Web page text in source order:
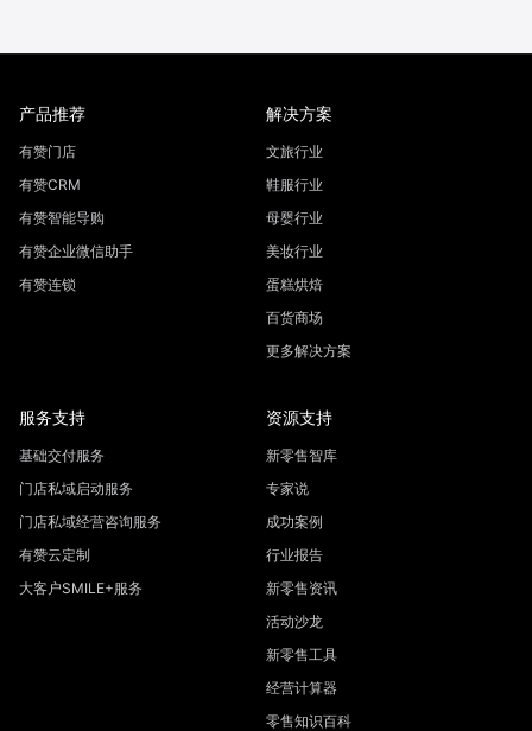
产品推荐
有赞门店
有赞CRM
有赞智能导购
有赞企业微信助手
有赞连锁
解决方案
文旅行业
鞋服行业
母婴行业
美妆行业
蛋糕烘焙
百货商场
更多解决方案
服务支持
基础交付服务
门店私域启动服务
门店私域经营咨询服务
有赞云定制
大客户SMILE+服务
资源支持
新零售智库
专家说
成功案例
行业报告
新零售资讯
活动沙龙
新零售工具
经营计算器
零售知识百科